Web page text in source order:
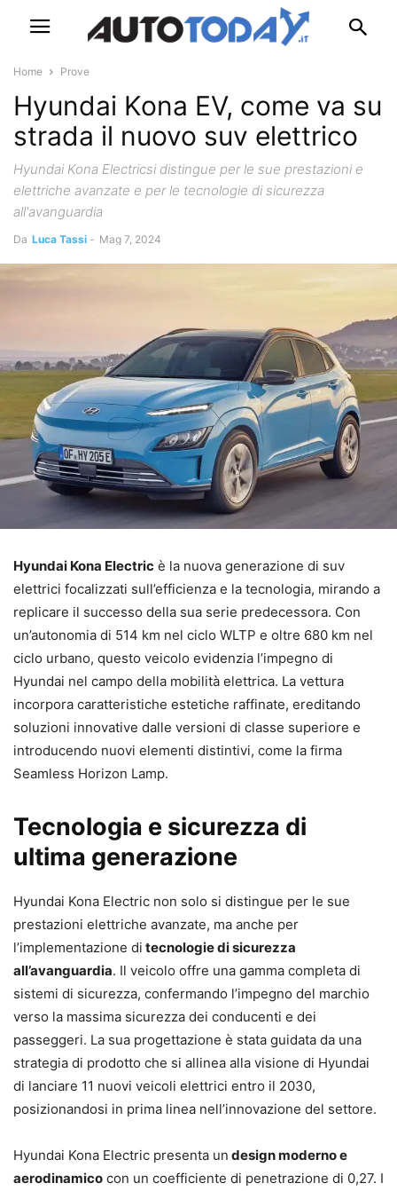
Home Prove
Hyundai Kona EV, come va su
strada il nuovo suv elettrico
Hyundai Kona Electricsi distingue per le sue prestazioni e
elettriche avanzate e per le tecnologie di sicurezza
all'avanguardia
Da Luca Tassi - Mag 7, 2024
Hyundai Kona Electric è la nuova generazione di suv
elettrici focalizzati sull’efficienza e la tecnologia, mirando a
replicare il successo della sua serie predecessora. Con
un’autonomia di 514 km nel ciclo WLTP e oltre 680 km nel
ciclo urbano, questo veicolo evidenzia l’impegno di
Hyundai nel campo della mobilità elettrica. La vettura
incorpora caratteristiche estetiche raffinate, ereditando
soluzioni innovative dalle versioni di classe superiore e
introducendo nuovi elementi distintivi, come la firma
Seamless Horizon Lamp.
Tecnologia e sicurezza di
ultima generazione
Hyundai Kona Electric non solo si distingue per le sue
prestazioni elettriche avanzate, ma anche per
l’implementazione di tecnologie di sicurezza
all’avanguardia. Il veicolo offre una gamma completa di
sistemi di sicurezza, confermando l’impegno del marchio
verso la massima sicurezza dei conducenti e dei
passeggeri. La sua progettazione è stata guidata da una
strategia di prodotto che si allinea alla visione di Hyundai
di lanciare 11 nuovi veicoli elettrici entro il 2030,
posizionandosi in prima linea nell’innovazione del settore.
Hyundai Kona Electric presenta un design moderno e
aerodinamico con un coefficiente di penetrazione di 0,27. I